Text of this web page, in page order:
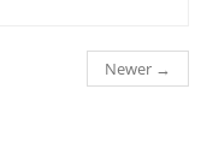
Newer →